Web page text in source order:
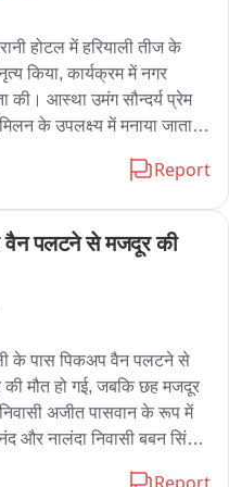
और शव को कब्जे में लेकर
महमूदाबाद उर्फ मोगलपुरा
शुरुआती जांच में सामने आया कि
पोर्टल पर की गई
थी, लेकिन कुछ ही घंटों बाद
रहस्यमय बन गया।
दो मुकदमे पहले से दर्ज हैं।
जून को पति संगीता को अपने
बाद वह हरपुर गुलहरिया
दोनों के बीच विवाद लगातार
उसकी पत्नी 16 जुलाई से घर
आइजीआरएस पोर्टल पर दर्ज
दोनों पक्षों से पूछताछ कर
होटल में हरियाली तीज के
किया, कार्यक्रम में नगर
की। आस्था उमंग सौन्दर्य प्रेम
के उपलक्ष्य में मनाया जाता है,
पर शिव पार्वती की पूजा Report
वैन पलटने से मजदूर की
के पास पिकअप वैन पलटने से
की मौत हो गई, जबकि छह मजदूर
अजीत पासवान के रूप में
और नालंदा निवासी बबन सिंह